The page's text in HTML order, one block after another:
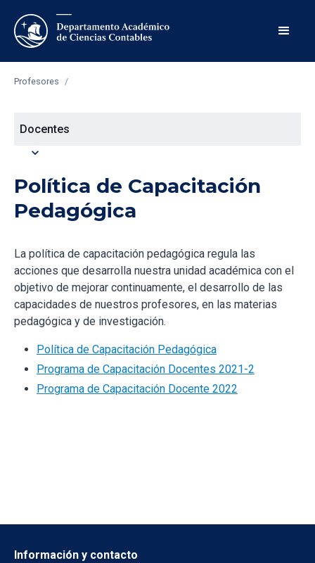
Profesores /
Docentes
expand_more
Política de Capacitación
Pedagógica
La política de capacitación pedagógica regula las
acciones que desarrolla nuestra unidad académica con el
objetivo de mejorar continuamente, el desarrollo de las
capacidades de nuestros profesores, en las materias
pedagógica y de investigación.
Política de Capacitación Pedagógica
Programa de Capacitación Docentes 2021-2
Programa de Capacitación Docente 2022
Información y contacto